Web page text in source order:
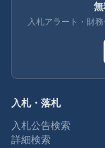
入札アラート・財
入札・落札
入札公告検索
詳細検索